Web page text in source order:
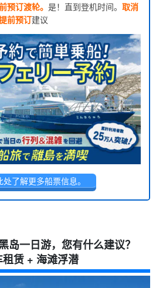
风景和交通选择
比较海滩浮潜和旅游
识
议
旅
吗？ 黑岛蝠鲼浮潜注意事项。
路线。 租自行车环岛 → 海滩浮潜
。 在中心地带漫步，在海滩上放松
划 室内景点和如何优先保证安全
题 (FAQ)
预订渡轮。 是！直到登机时间。 取消
前预订建议
处了解更多船票信息。
岛一日游，您有什么建议？
租赁 + 海滩浮潜